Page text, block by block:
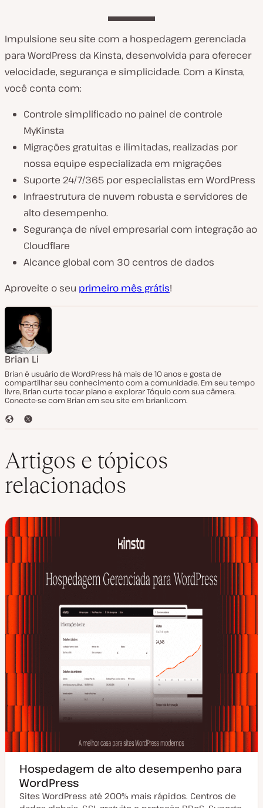
Impulsione seu site com a hospedagem gerenciada
para WordPress da Kinsta, desenvolvida para oferecer
velocidade, segurança e simplicidade. Com a Kinsta,
você conta com:
Controle simplificado no painel de controle
MyKinsta
Migrações gratuitas e ilimitadas, realizadas por
nossa equipe especializada em migrações
Suporte 24/7/365 por especialistas em WordPress
Infraestrutura de nuvem robusta e servidores de
alto desempenho.
Segurança de nível empresarial com integração ao
Cloudflare
Alcance global com 30 centros de dados
Aproveite o seu primeiro mês grátis!
Brian Li
Brian é usuário de WordPress há mais de 10 anos e gosta de
compartilhar seu conhecimento com a comunidade. Em seu tempo
livre, Brian curte tocar piano e explorar Tóquio com sua câmera.
Conecte-se com Brian em seu site em brianli.com.
S
T
t
e
Artigos e tópicos
relacionados
Hospedagem de alto desempenho para
WordPress
Sites WordPress até 200% mais rápidos. Centros de